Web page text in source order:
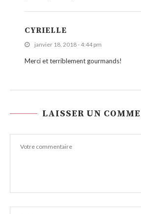
CYRIELLE
janvier 18, 2018 - 4:44 pm
Merci et terriblement gourmands!
LAISSER UN